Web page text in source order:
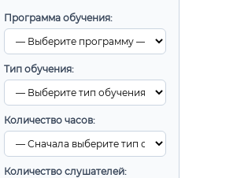
Программа обучения:
Тип обучения:
Количество часов:
Количество слушателей: